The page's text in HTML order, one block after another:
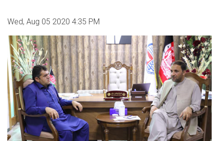
Wed, Aug 05 2020 4:35 PM